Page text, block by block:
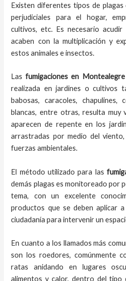
Existen diferentes tipos de
perjudiciales para el hogar,
cultivos, etc. Es necesario
acaben con la multiplicación y
estos animales e insectos.
Las fumigacionesen Montealegre
realizada en jardines o cultivos
babosas, caracoles, chapulines,
blancas, entre otras, resulta muy
aparecen de repente en los
arrastradas por medio del
fuerzas ambientales.
El método utilizado para las
demás plagas es monitoreado por
tema, con un excelente
productos que se deben aplicar
ciudadanía para intervenir un
En cuanto a los llamados más
son los roedores, comúnmente
ratas anidando en lugares
alimentos y calor, dentro del tipo